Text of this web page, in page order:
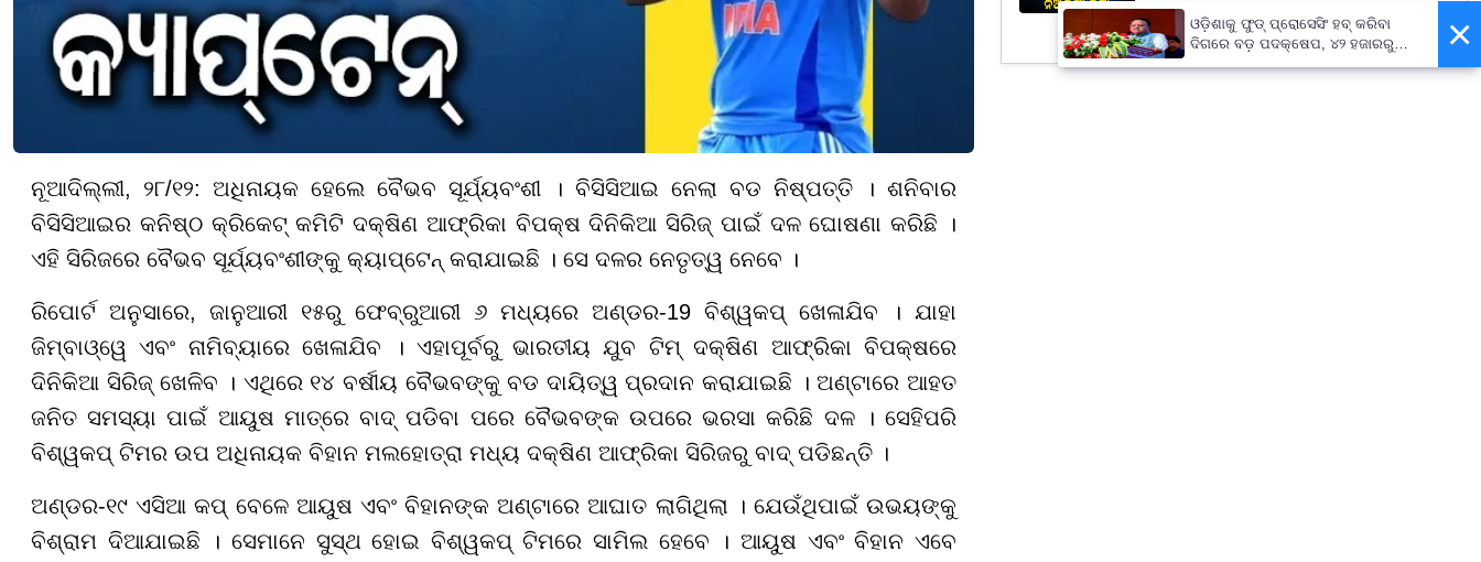
ନୂଆଦିଲ୍ଲୀ, ୨୮/୧୨: ଅଧିନାୟକ ହେଲେ ବୈଭବ ସୂର୍ଯ୍ୟବଂଶୀ । ବିସିସିଆଇ ନେଲା ବଡ ନିଷ୍ପତ୍ତି । ଶନିବାର
ବିସିସିଆଇର କନିଷ୍ଠ କ୍ରିକେଟ୍ କମିଟି ଦକ୍ଷିଣ ଆଫ୍ରିକା ବିପକ୍ଷ ଦିନିକିଆ ସିରିଜ୍ ପାଇଁ ଦଳ ଘୋଷଣା କରିଛି ।
ଏହି ସିରିଜରେ ବୈଭବ ସୂର୍ଯ୍ୟବଂଶୀଙ୍କୁ କ୍ୟାପ୍ଟେନ୍ କରାଯାଇଛି । ସେ ଦଳର ନେତୃତ୍ୱ ନେବେ ।
ରିପୋର୍ଟ ଅନୁସାରେ, ଜାନୁଆରୀ ୧୫ରୁ ଫେବ୍ରୁଆରୀ ୬ ମଧ୍ୟରେ ଅଣ୍ଡର-19 ବିଶ୍ୱକପ୍ ଖେଳାଯିବ । ଯାହା
ଜିମ୍ବାଓ୍ୱେ ଏବଂ ନାମିବ୍ୟାରେ ଖେଳାଯିବ । ଏହାପୂର୍ବରୁ ଭାରତୀୟ ଯୁବ ଟିମ୍ ଦକ୍ଷିଣ ଆଫ୍ରିକା ବିପକ୍ଷରେ
ଦିନିକିଆ ସିରିଜ୍ ଖେଳିବ । ଏଥିରେ ୧୪ ବର୍ଷୀୟ ବୈଭବଙ୍କୁ ବଡ ଦାୟିତ୍ୱ ପ୍ରଦାନ କରାଯାଇଛି । ଅଣ୍ଟାରେ ଆହତ
ଜନିତ ସମସ୍ୟା ପାଇଁ ଆୟୁଷ ମାତ୍ରେ ବାଦ୍ ପଡିବା ପରେ ବୈଭବଙ୍କ ଉପରେ ଭରସା କରିଛି ଦଳ । ସେହିପରି
ବିଶ୍ୱକପ୍ ଟିମର ଉପ ଅଧିନାୟକ ବିହାନ ମଲହୋତ୍ରା ମଧ୍ୟ ଦକ୍ଷିଣ ଆଫ୍ରିକା ସିରିଜରୁ ବାଦ୍ ପଡିଛନ୍ତି ।
ଅଣ୍ଡର-୧୯ ଏସିଆ କପ୍ ବେଳେ ଆୟୁଷ ଏବଂ ବିହାନଙ୍କ ଅଣ୍ଟାରେ ଆଘାତ ଲାଗିଥିଲା । ଯେଉଁଥିପାଇଁ ଉଭୟଙ୍କୁ
ବିଶ୍ରାମ ଦିଆଯାଇଛି । ସେମାନେ ସୁସ୍ଥ ହୋଇ ବିଶ୍ୱକପ୍ ଟିମରେ ସାମିଲ ହେବେ । ଆୟୁଷ ଏବଂ ବିହାନ ଏବେ
August 01, 2026
×
ଓଡ଼ିଶାକୁ ଫୁଡ୍ ପ୍ରୋସେସିଂ ହବ୍ କରିବା
ଦିଗରେ ବଡ଼ ପଦକ୍ଷେପ, ୪୨ ହଜାରରୁ